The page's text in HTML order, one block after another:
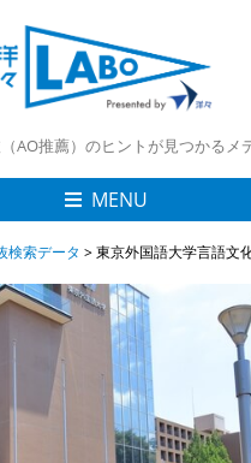
AO推薦）のヒントが見つかるメ
MENU
検索データ >東京外国語大学言語文